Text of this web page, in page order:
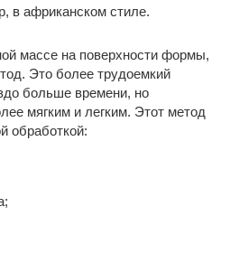
в африканском стиле.
массе на поверхности формы,
Это более трудоемкий
больше времени, но
мягким и легким. Этот метод
обработкой: